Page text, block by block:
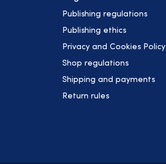
Publishing regulations
Publishing ethics
Privacy and Cookies Policy
Shop regulations
Shipping and payments
Return rules